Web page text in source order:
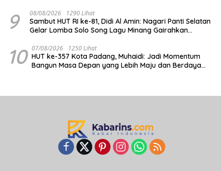
9 08/08/2026 1290 Lihat
Sambut HUT RI ke-81, Didi Al Amin: Nagari Panti Selatan
Gelar Lomba Solo Song Lagu Minang Gairahkan
10 07/08/2026 1250 Lihat
HUT ke-357 Kota Padang, Muhaidi: Jadi Momentum
Bangun Masa Depan yang Lebih Maju dan Berdaya